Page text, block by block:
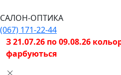
САЛОН-ОПТИКА
(067) 171-22-44
З 21.07.26 по 09.08.26
фарбуються